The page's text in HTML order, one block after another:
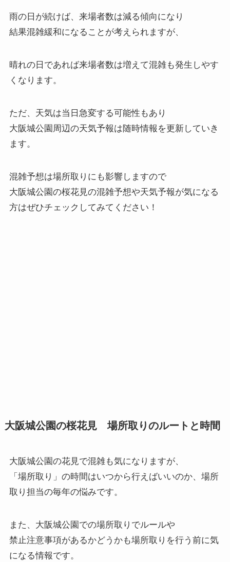
雨の日が続けば、来場者数は減る傾向になり
結果混雑緩和になることが考えられますが、
晴れの日であれば来場者数は増えて混雑も発生しやす
くなります。
ただ、天気は当日急変する可能性もあり
大阪城公園周辺の天気予報は随時情報を更新していき
ます。
混雑予想は場所取りにも影響しますので
大阪城公園の桜花見の混雑予想や天気予報が気になる
方はぜひチェックしてみてください！
大阪城公園の桜花見 場所取りのルートと時間
大阪城公園の花見で混雑も気になりますが、
「場所取り」の時間はいつから行えばいいのか、場所
取り担当の毎年の悩みです。
また、大阪城公園での場所取りでルールや
禁止注意事項があるかどうかも場所取りを行う前に気
になる情報です。